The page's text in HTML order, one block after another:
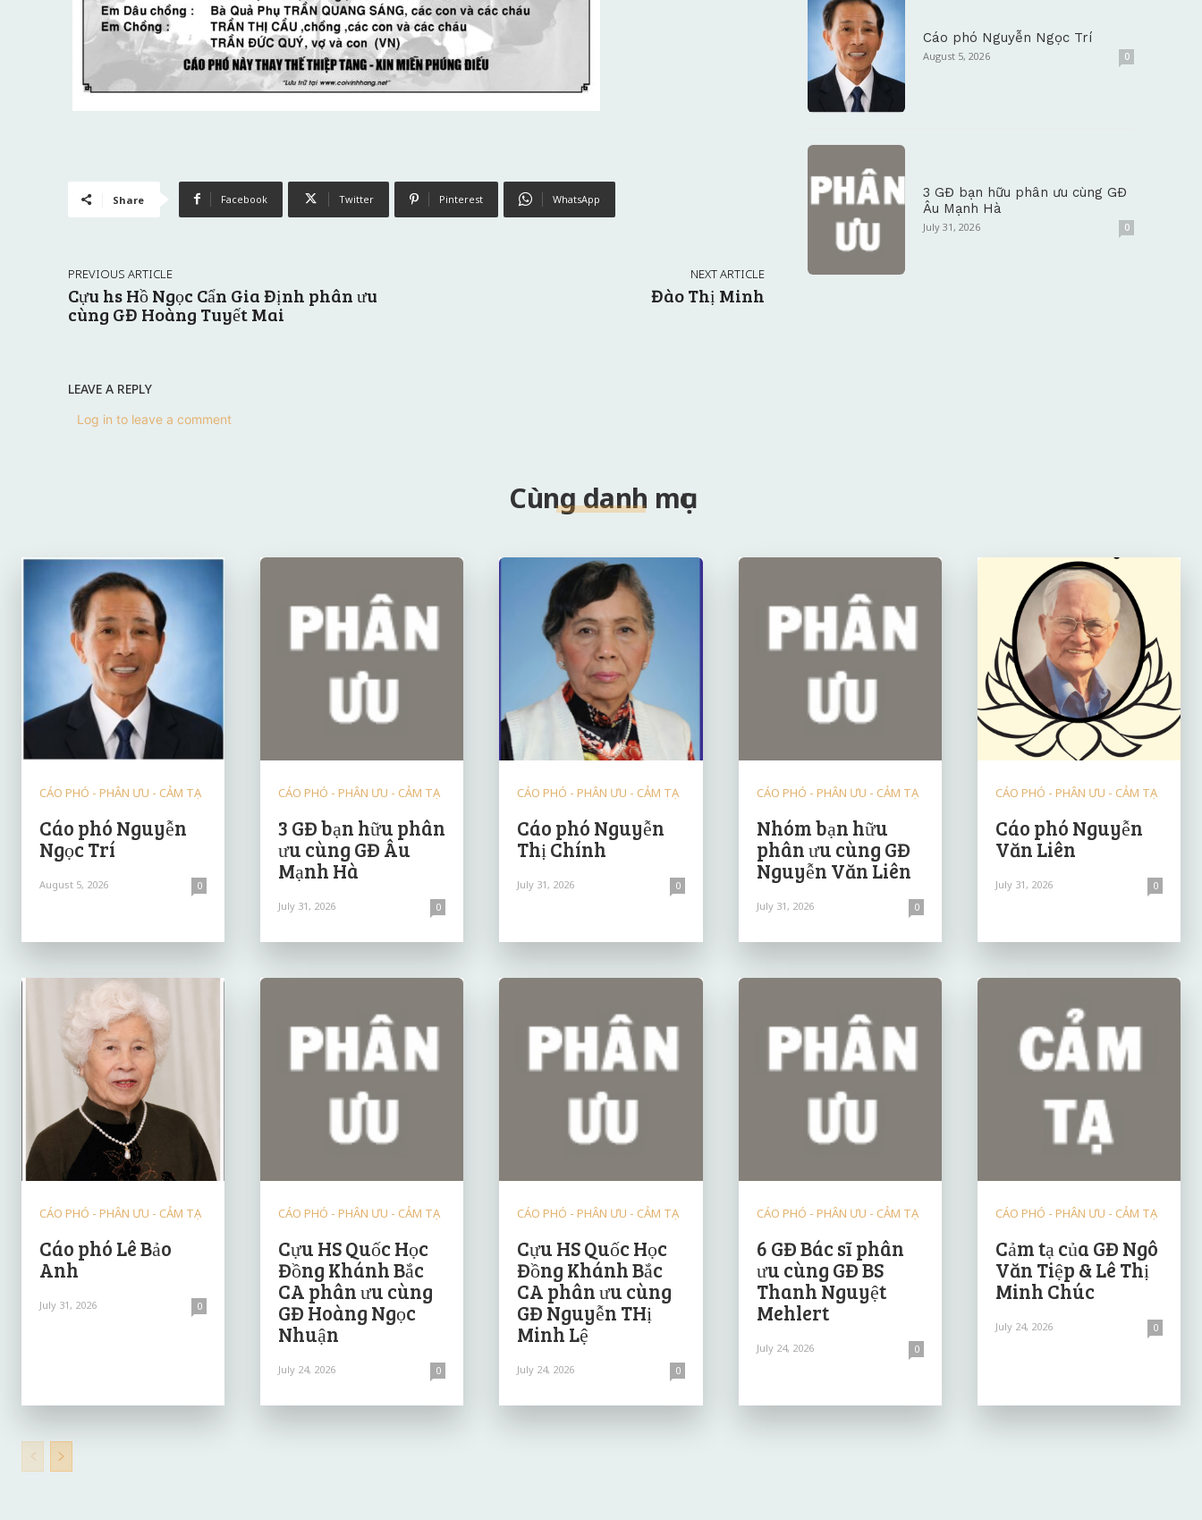
Share Facebook Twitter Pinterest WhatsApp
PREVIOUS ARTICLE
Cựu hs Hồ Ngọc Cẩn Gia Định phân ưu
cùng GĐ Hoàng Tuyết Mai
NEXT ARTICLE
Đào Thị Minh
LEAVE A REPLY
Log in to leave a comment
Cáo phó Nguyễn Ngọc Trí
August 5, 2026 0
3 GĐ bạn hữu phân ưu cùng GĐ
Âu Mạnh Hà
July 31, 2026 0
Cùng danh mục
CÁO PHÓ - PHÂN ƯU - CẢM TẠ
Cáo phó Nguyễn
Ngọc Trí
August 5, 2026 0
CÁO PHÓ - PHÂN ƯU - CẢM TẠ
3 GĐ bạn hữu phân
ưu cùng GĐ Âu
Mạnh Hà
July 31, 2026 0
CÁO PHÓ - PHÂN ƯU - CẢM TẠ
Cáo phó Nguyễn
Thị Chính
July 31, 2026 0
CÁO PHÓ - PHÂN ƯU - CẢM TẠ
Nhóm bạn hữu
phân ưu cùng GĐ
Nguyễn Văn Liên
July 31, 2026 0
CÁO PHÓ - PHÂN ƯU - CẢM TẠ
Cáo phó Nguyễn
Văn Liên
July 31, 2026 0
CÁO PHÓ - PHÂN ƯU - CẢM TẠ
Cáo phó Lê Bảo
Anh
July 31, 2026 0
CÁO PHÓ - PHÂN ƯU - CẢM TẠ
Cựu HS Quốc Học
Đồng Khánh Bắc
CA phân ưu cùng
GĐ Hoàng Ngọc
Nhuận
July 24, 2026 0
CÁO PHÓ - PHÂN ƯU - CẢM TẠ
Cựu HS Quốc Học
Đồng Khánh Bắc
CA phân ưu cùng
GĐ Nguyễn THị
Minh Lệ
July 24, 2026 0
CÁO PHÓ - PHÂN ƯU - CẢM TẠ
6 GĐ Bác sĩ phân
ưu cùng GĐ BS
Thanh Nguyệt
Mehlert
July 24, 2026 0
CÁO PHÓ - PHÂN ƯU - CẢM TẠ
Cảm tạ của GĐ Ngô
Văn Tiệp & Lê Thị
Minh Chúc
July 24, 2026 0